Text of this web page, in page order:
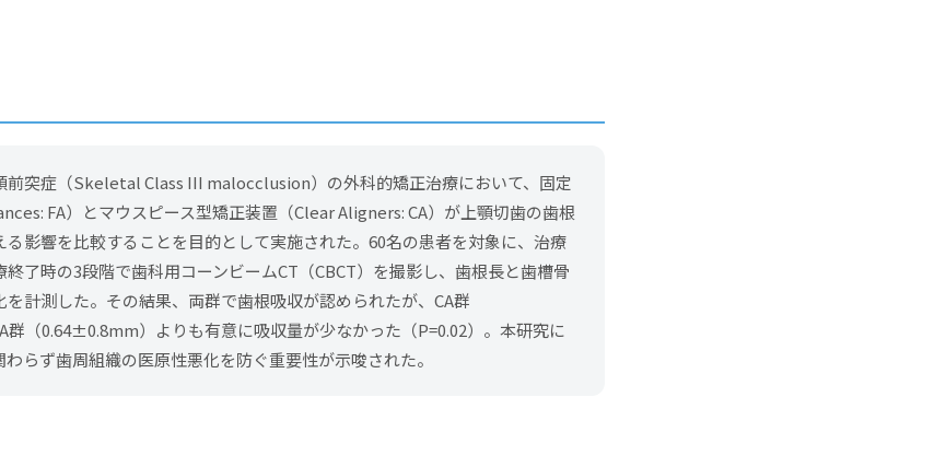
前突症（Skeletal Class III malocclusion）の外科的矯正治療において、固定
FA）とマウスピース型矯正装置（Clear Aligners: CA）が上顎切歯の歯根
る影響を比較することを目的として実施された。60名の患者を対象に、治療
了時の3段階で歯科用コーンビームCT（CBCT）を撮影し、歯根長と歯槽骨
計測した。その結果、両群で歯根吸収が認められたが、CA群
群（0.64±0.8mm）よりも有意に吸収量が少なかった（P=0.02）。本研究に
らず歯周組織の医原性悪化を防ぐ重要性が示唆された。